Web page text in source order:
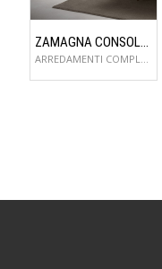
ZAMAGNA CONSOLLE FLAME
ARREDAMENTI COMPLEMENTI D'ARREDO